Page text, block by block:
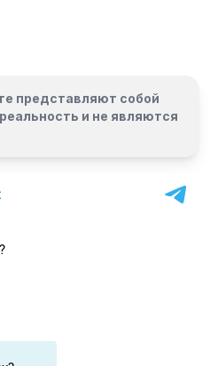
представляют собой
и не являются